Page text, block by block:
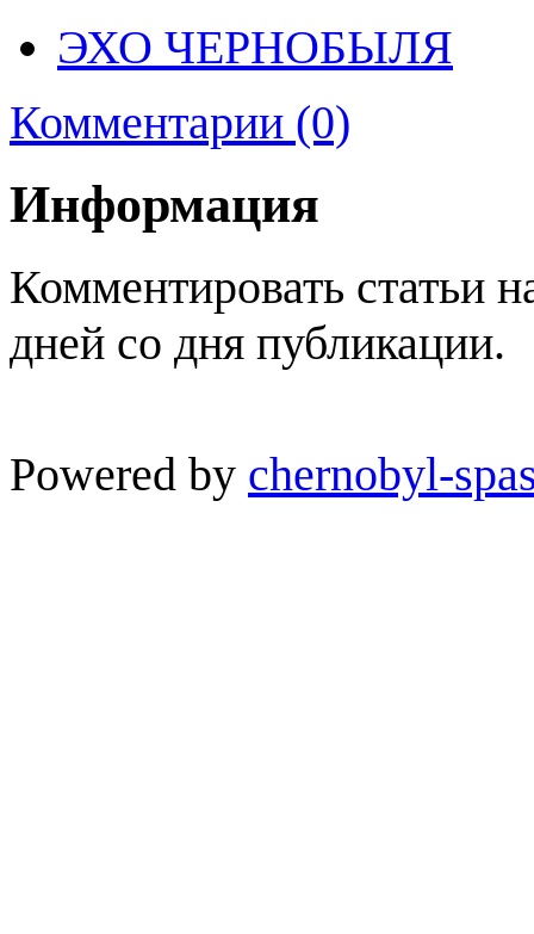
ЭХО ЧЕРНОБЫЛЯ
Комментарии (0)
Информация
Комментировать статьи
дней со дня публикации.
Powered by chernobyl-